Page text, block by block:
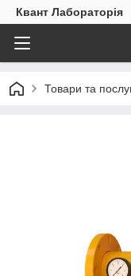
Квант Лабораторія
Товари та